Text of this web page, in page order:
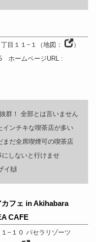
目１１−１ （地図：
）
ホームページURL:
群！ 全部とは言いません
インチキな喫茶店が多い
まだ全席喫煙可の喫茶店
しないと行けませ
イ🙌
フェ in Akihabara
CAFE
−１０ パセラリゾーツ